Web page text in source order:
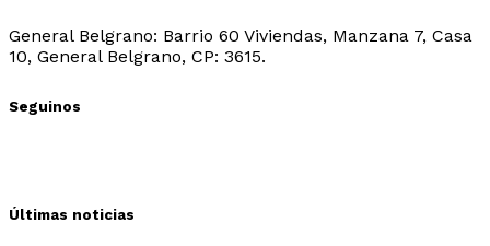
General Belgrano: Barrio 60 Viviendas, Manzana 7, Casa
10, General Belgrano, CP: 3615.
Seguinos
Últimas noticias